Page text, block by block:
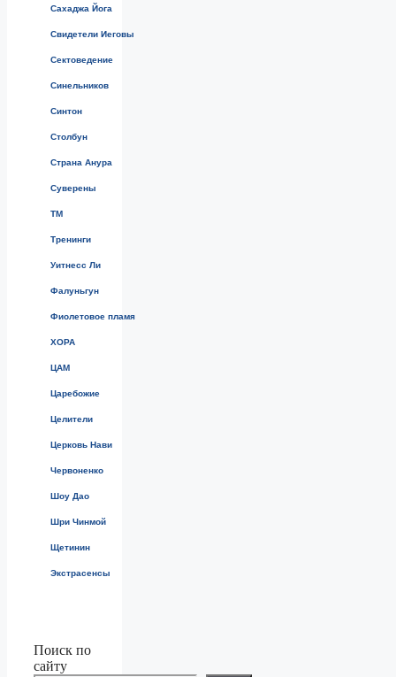
Сахаджа Йога
Свидетели Иеговы
Сектоведение
Синельников
Синтон
Столбун
Страна Анура
Суверены
ТМ
Тренинги
Уитнесс Ли
Фалуньгун
Фиолетовое пламя
ХОРА
ЦАМ
Царебожие
Целители
Церковь Нави
Червоненко
Шоу Дао
Шри Чинмой
Щетинин
Экстрасенсы
Поиск по
сайту